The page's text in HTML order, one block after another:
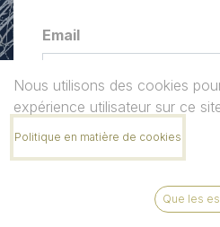
Email
Mot de passe
Nous utilisons des cookies
expérience utilisateur sur ce
Politique en matière de cookies
Que les